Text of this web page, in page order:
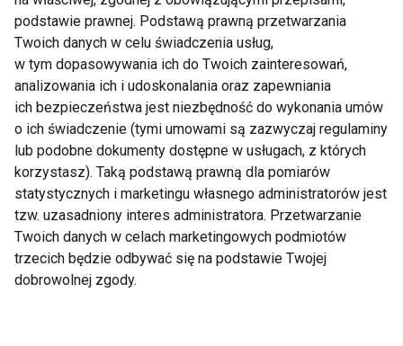
Zumba i klimaty afro już
niebawem!
Lekcja zumby
Zumba na plaży
podstawie prawnej. Podstawą prawną przetwarzania
Twoich danych w celu świadczenia usług,
w tym dopasowywania ich do Twoich zainteresowań,
analizowania ich i udoskonalania oraz zapewniania
ich bezpieczeństwa jest niezbędność do wykonania umów
o ich świadczenie (tymi umowami są zazwyczaj regulaminy
lub podobne dokumenty dostępne w usługach, z których
korzystasz). Taką podstawą prawną dla pomiarów
statystycznych i marketingu własnego administratorów jest
tzw. uzasadniony interes administratora. Przetwarzanie
Twoich danych w celach marketingowych podmiotów
trzecich będzie odbywać się na podstawie Twojej
dobrowolnej zgody.